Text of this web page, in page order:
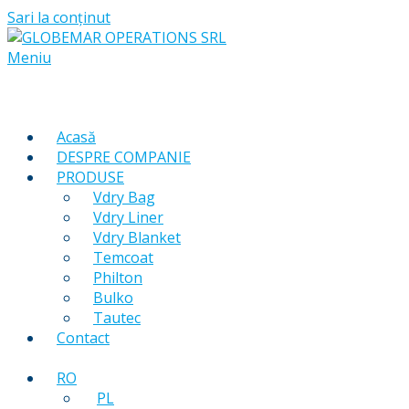
Sari la conținut
Meniu
Acasă
DESPRE COMPANIE
PRODUSE
Vdry Bag
Vdry Liner
Vdry Blanket
Temcoat
Philton
Bulko
Tautec
Contact
RO
PL